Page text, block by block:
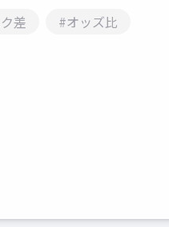
差 #オッズ比